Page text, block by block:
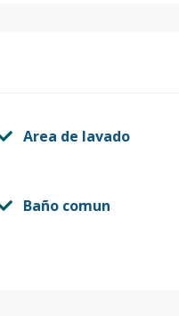
Area de lavado
Baño comun